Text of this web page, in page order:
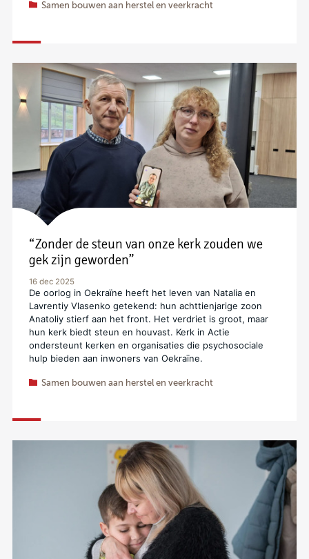
Samen bouwen aan herstel en veerkracht
“Zonder de steun van onze kerk zouden we
gek zijn geworden”
16 dec 2025
De oorlog in Oekraïne heeft het leven van Natalia en
Lavrentiy Vlasenko getekend: hun achttienjarige zoon
Anatoliy stierf aan het front. Het verdriet is groot, maar
hun kerk biedt steun en houvast. Kerk in Actie
ondersteunt kerken en organisaties die psychosociale
hulp bieden aan inwoners van Oekraïne.
Samen bouwen aan herstel en veerkracht